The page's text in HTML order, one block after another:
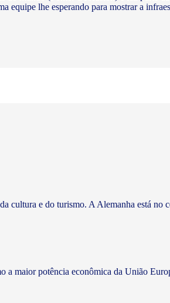
equipe lhe esperando para mostrar a
cultura e do turismo. A Alemanha está no
a maior potência econômica da União